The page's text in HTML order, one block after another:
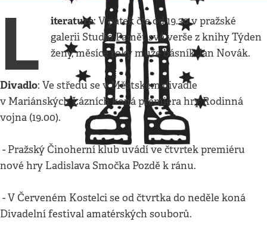
L iteratura: V pátek čte od 19.30 v pražské
galerii Studio Paměť své verše z knihy Týden
ženy, měsíce roky muže básník Jan Novák.
Divadlo: Ve středu se v Městském divadle
v Mariánských Lázních koná premiéra hry Rodinná
vojna (19.00).
- Pražský Činoherní klub uvádí ve čtvrtek premiéru
nové hry Ladislava Smočka Pozdě k ránu.
- V Červeném Kostelci se od čtvrtka do neděle koná
Divadelní festival amatérských souborů.